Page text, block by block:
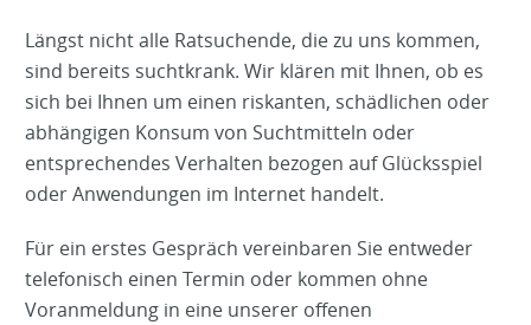
Längst nicht alle Ratsuchende, die zu uns kommen,
sind bereits suchtkrank. Wir klären mit Ihnen, ob es
sich bei Ihnen um einen riskanten, schädlichen oder
abhängigen Konsum von Suchtmitteln oder
entsprechendes Verhalten bezogen auf Glücksspiel
oder Anwendungen im Internet handelt.
Für ein erstes Gespräch vereinbaren Sie entweder
telefonisch einen Termin oder kommen ohne
Voranmeldung in eine unserer offenen